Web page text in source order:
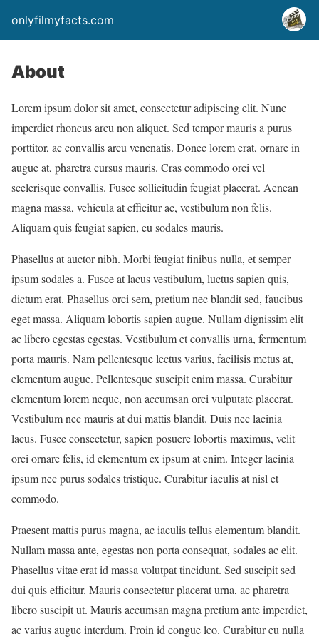
onlyfilmyfacts.com
About
Lorem ipsum dolor sit amet, consectetur adipiscing elit. Nunc
imperdiet rhoncus arcu non aliquet. Sed tempor mauris a purus
porttitor, ac convallis arcu venenatis. Donec lorem erat, ornare in
augue at, pharetra cursus mauris. Cras commodo orci vel
scelerisque convallis. Fusce sollicitudin feugiat placerat. Aenean
magna massa, vehicula at efficitur ac, vestibulum non felis.
Aliquam quis feugiat sapien, eu sodales mauris.
Phasellus at auctor nibh. Morbi feugiat finibus nulla, et semper
ipsum sodales a. Fusce at lacus vestibulum, luctus sapien quis,
dictum erat. Phasellus orci sem, pretium nec blandit sed, faucibus
eget massa. Aliquam lobortis sapien augue. Nullam dignissim elit
ac libero egestas egestas. Vestibulum et convallis urna, fermentum
porta mauris. Nam pellentesque lectus varius, facilisis metus at,
elementum augue. Pellentesque suscipit enim massa. Curabitur
elementum lorem neque, non accumsan orci vulputate placerat.
Vestibulum nec mauris at dui mattis blandit. Duis nec lacinia
lacus. Fusce consectetur, sapien posuere lobortis maximus, velit
orci ornare felis, id elementum ex ipsum at enim. Integer lacinia
ipsum nec purus sodales tristique. Curabitur iaculis at nisl et
commodo.
Praesent mattis purus magna, ac iaculis tellus elementum blandit.
Nullam massa ante, egestas non porta consequat, sodales ac elit.
Phasellus vitae erat id massa volutpat tincidunt. Sed suscipit sed
dui quis efficitur. Mauris consectetur placerat urna, ac pharetra
libero suscipit ut. Mauris accumsan magna pretium ante imperdiet,
ac varius augue interdum. Proin id congue leo. Curabitur eu nulla